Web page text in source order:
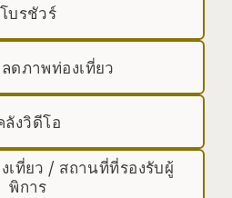
โบรชัวร์
ดภาพท่องเที่ยว
ลังวิดีโอ
ที่ยว / สถานที่ที่รองรับผู้
พิการ